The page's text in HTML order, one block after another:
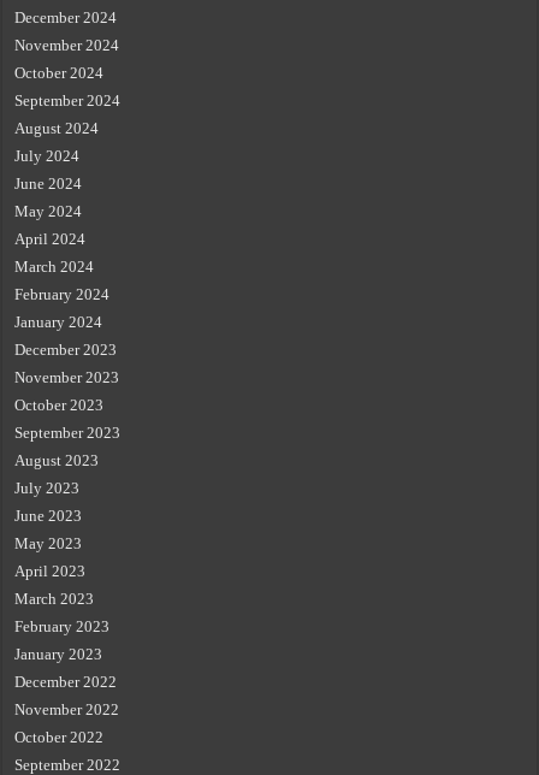
December 2024
November 2024
October 2024
September 2024
August 2024
July 2024
June 2024
May 2024
April 2024
March 2024
February 2024
January 2024
December 2023
November 2023
October 2023
September 2023
August 2023
July 2023
June 2023
May 2023
April 2023
March 2023
February 2023
January 2023
December 2022
November 2022
October 2022
September 2022